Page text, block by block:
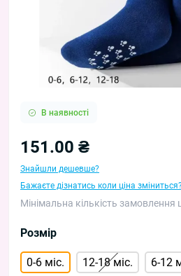
В наявності
151.00 ₴
Знайшли дешевше?
Бажаєте дізнатись коли ціна
Мінімальна кількість замовлення
Розмір
0-6 міс. 12-18 міс. 6-12